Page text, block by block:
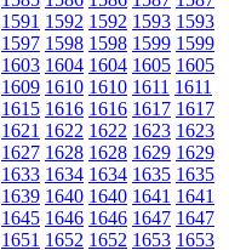
1591 1592 1592 1593 1593
1597 1598 1598 1599 1599
1603 1604 1604 1605 1605
1609 1610 1610 1611 1611
1615 1616 1616 1617 1617
1621 1622 1622 1623 1623
1627 1628 1628 1629 1629
1633 1634 1634 1635 1635
1639 1640 1640 1641 1641
1645 1646 1646 1647 1647
1651 1652 1652 1653 1653